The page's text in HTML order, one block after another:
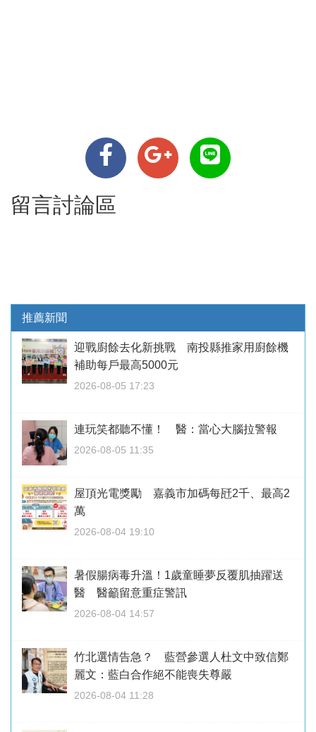
留言討論區
推薦新聞
迎戰廚餘去化新挑戰 南投縣推家用廚餘機
補助每戶最高5000元
2026-08-05 17:23
連玩笑都聽不懂！ 醫：當心大腦拉警報
2026-08-05 11:35
屋頂光電獎勵 嘉義市加碼每瓩2千、最高2
萬
2026-08-04 19:10
暑假腸病毒升溫！1歲童睡夢反覆肌抽躍送
醫 醫籲留意重症警訊
2026-08-04 14:57
竹北選情告急？ 藍營參選人杜文中致信鄭
麗文：藍白合作絕不能喪失尊嚴
2026-08-04 11:28